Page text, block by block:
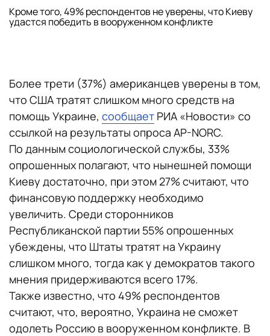
Кроме того, 49% респондентов не уверены, что Киеву
удастся победить в вооруженном конфликте
Более трети (37%) американцев уверены в том,
что США тратят слишком много средств на
помощь Украине, сообщает РИА «Новости» со
ссылкой на результаты опроса AP-NORC.
По данным социологической службы, 33%
опрошенных полагают, что нынешней помощи
Киеву достаточно, при этом 27% считают, что
финансовую поддержку необходимо
увеличить. Среди сторонников
Республиканской партии 55% опрошенных
убеждены, что Штаты тратят на Украину
слишком много, тогда как у демократов такого
мнения придерживаются всего 17%.
Также известно, что 49% респондентов
считают, что, вероятно, Украина не сможет
одолеть Россию в вооруженном конфликте. В